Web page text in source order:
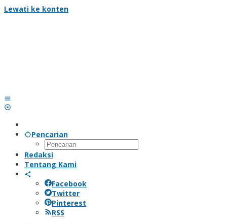
Lewati ke konten
Pencarian
Redaksi
Tentang Kami
Facebook
Twitter
Pinterest
RSS